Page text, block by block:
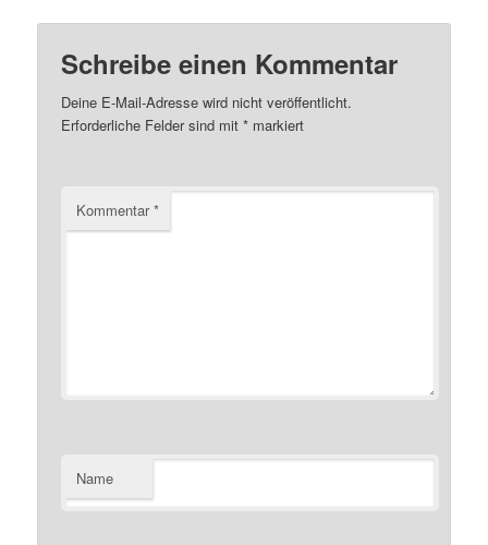
Schreibe einen Kommentar
Deine E-Mail-Adresse wird nicht veröffentlicht.
Erforderliche Felder sind mit* markiert
Kommentar*
Name